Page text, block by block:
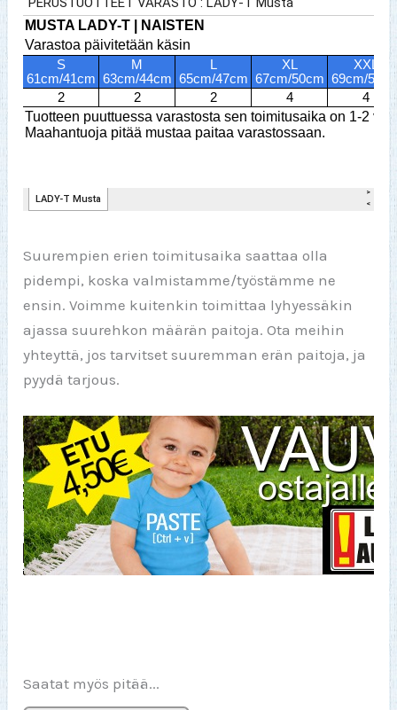
Suurempien erien toimitusaika saattaa olla
pidempi, koska valmistamme/työstämme ne
ensin. Voimme kuitenkin toimittaa lyhyessäkin
ajassa suurehkon määrän paitoja. Ota meihin
yhteyttä, jos tarvitset suuremman erän paitoja, ja
pyydä tarjous.
Saatat myös pitää...